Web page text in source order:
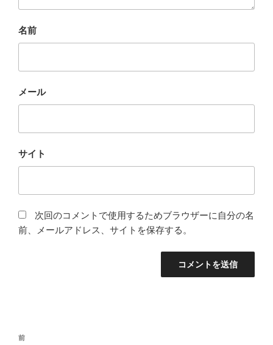
名前
メール
サイト
次回のコメントで使用するためブラウザーに自分の名
前、メールアドレス、サイトを保存する。
投
前
前